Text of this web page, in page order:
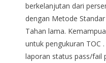
berkelanjutan dari
dengan Metode
Tahan lama.
untuk pengukuran TOC
laporan status pass/fail